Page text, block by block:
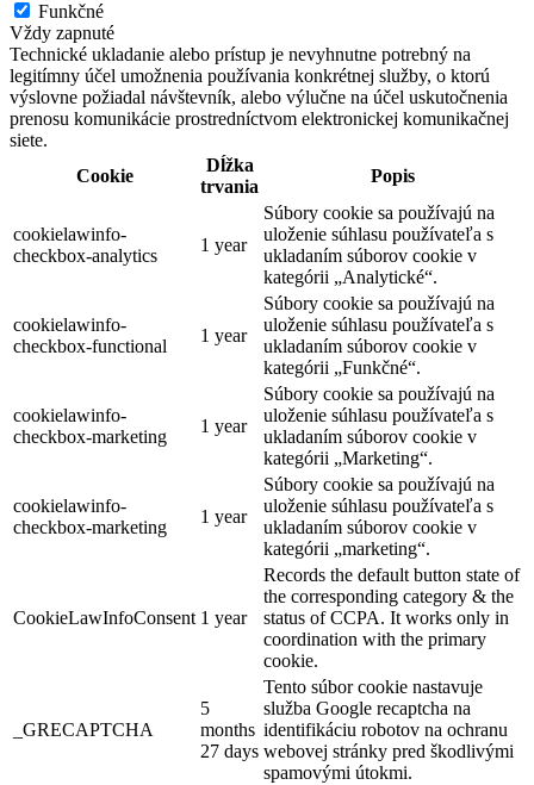
Funkčné
Vždy zapnuté
Technické ukladanie alebo prístup je nevyhnutne potrebný na
legitímny účel umožnenia používania konkrétnej služby, o ktorú
výslovne požiadal návštevník, alebo výlučne na účel uskutočnenia
prenosu komunikácie prostredníctvom elektronickej komunikačnej
siete.
Cookie
Dĺžka
trvania
Popis
cookielawinfo-
checkbox-analytics
1 year
Súbory cookie sa používajú na
uloženie súhlasu používateľa s
ukladaním súborov cookie v
kategórii „Analytické“.
cookielawinfo-
checkbox-functional
1 year
Súbory cookie sa používajú na
uloženie súhlasu používateľa s
ukladaním súborov cookie v
kategórii „Funkčné“.
cookielawinfo-
checkbox-marketing
1 year
Súbory cookie sa používajú na
uloženie súhlasu používateľa s
ukladaním súborov cookie v
kategórii „Marketing“.
cookielawinfo-
checkbox-marketing
1 year
Súbory cookie sa používajú na
uloženie súhlasu používateľa s
ukladaním súborov cookie v
kategórii „marketing“.
CookieLawInfoConsent 1 year
Records the default button state of
the corresponding category & the
status of CCPA. It works only in
coordination with the primary
cookie.
_GRECAPTCHA
5
months
27 days
Tento súbor cookie nastavuje
služba Google recaptcha na
identifikáciu robotov na ochranu
webovej stránky pred škodlivými
spamovými útokmi.